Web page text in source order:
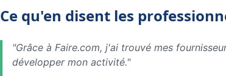
Ce qu'en disent les
"Grâce à Faire.com, j'ai trouvé mes
développer mon activité."